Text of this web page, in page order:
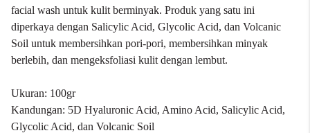
facial wash untuk kulit berminyak. Produk yang satu ini
diperkaya dengan Salicylic Acid, Glycolic Acid, dan Volcanic
Soil untuk membersihkan pori-pori, membersihkan minyak
berlebih, dan mengeksfoliasi kulit dengan lembut.
Ukuran: 100gr
Kandungan: 5D Hyaluronic Acid, Amino Acid, Salicylic Acid,
Glycolic Acid, dan Volcanic Soil